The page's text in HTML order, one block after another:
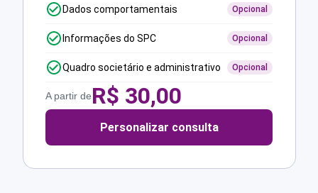
Dados comportamentais Opcional
Informações do SPC Opcional
Quadro societário e administrativo Opcional
A partir deR$ 30,00
Personalizar consulta